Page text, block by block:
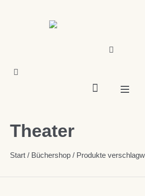
Theater
Start / Büchershop / Produkte